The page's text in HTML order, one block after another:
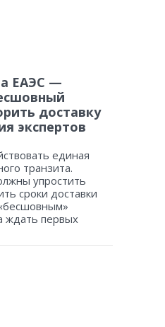
ЕАЭС —
доставку
экспертов
единая
транзита.
упростить
сроки доставки
ждать первых